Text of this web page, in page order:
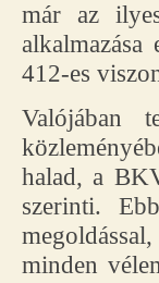
már az
412-es
Valójában
halad, a
szerinti.
minden